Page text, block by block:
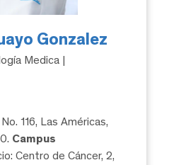
Gonzalez
Medica |
116, Las Américas,
Campus
Centro de Cáncer, 2,